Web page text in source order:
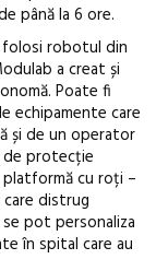
până la 6 ore.
folosi robotul din
a creat și
Poate fi
echipamente care
și de un operator
de protecție
cu roți –
distrug
pot personaliza
în spital care au